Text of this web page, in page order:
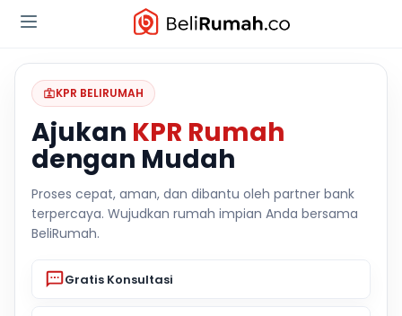
KPR BELIRUMAH
Ajukan KPR Rumah
dengan Mudah
Proses cepat, aman, dan dibantu oleh partner bank
terpercaya. Wujudkan rumah impian Anda bersama
BeliRumah.
Gratis Konsultasi